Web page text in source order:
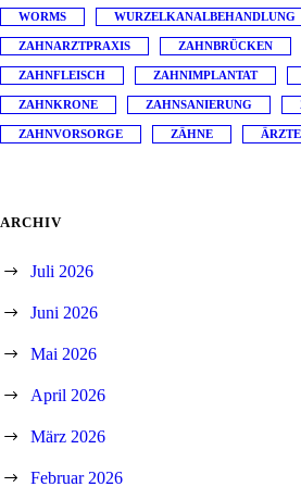
WORMS WURZELKANALBEHANDLUNG
ZAHNARZTPRAXIS ZAHNBRÜCKEN
ZAHNFLEISCH ZAHNIMPLANTAT
ZAHNKRONE ZAHNSANIERUNG
ZAHNVORSORGE ZÄHNE
ARCHIV
Juli 2026
Juni 2026
Mai 2026
April 2026
März 2026
Februar 2026